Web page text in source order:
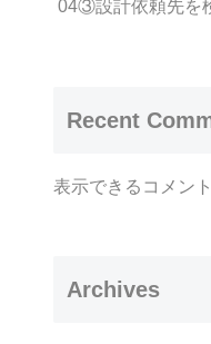
04③設計依頼先を
Recent
表示できるコメン
Archives